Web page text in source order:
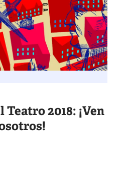
2018: ¡Ven